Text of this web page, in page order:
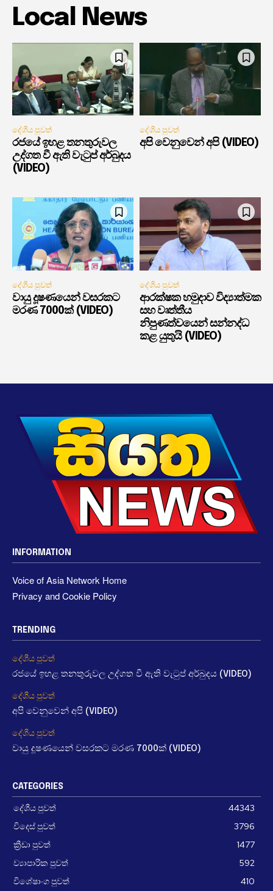
Local News
දේශීය පුවත්
රජයේ ඉහළ තනතුරුවල
උද්ගත වී ඇති වැටුප් අර්බුදය
(VIDEO)
දේශීය පුවත්
අපි වෙනුවෙන් අපි (VIDEO)
දේශීය පුවත්
වායු දූෂණයෙන් වසරකට
මරණ 7000ක් (VIDEO)
දේශීය පුවත්
ආරක්ෂක හමුදාව විද්‍යාත්මක
සහ වෘත්තීය
නිපුණත්වයෙන් සන්නද්ධ
කළ යුතුයි (VIDEO)
INFORMATION
Voice of Asia Network Home
Privacy and Cookie Policy
TRENDING
දේශීය පුවත්
රජයේ ඉහළ තනතුරුවල උද්ගත වී ඇති වැටුප් අර්බුදය (VIDEO)
දේශීය පුවත්
අපි වෙනුවෙන් අපි (VIDEO)
දේශීය පුවත්
වායු දූෂණයෙන් වසරකට මරණ 7000ක් (VIDEO)
CATEGORIES
දේශීය පුවත්
44343
විදෙස් පුවත්
3796
ක්‍රීඩා පුවත්
1477
ව්‍යාපාරික පුවත්
592
විශේෂාංග පුවත්
410